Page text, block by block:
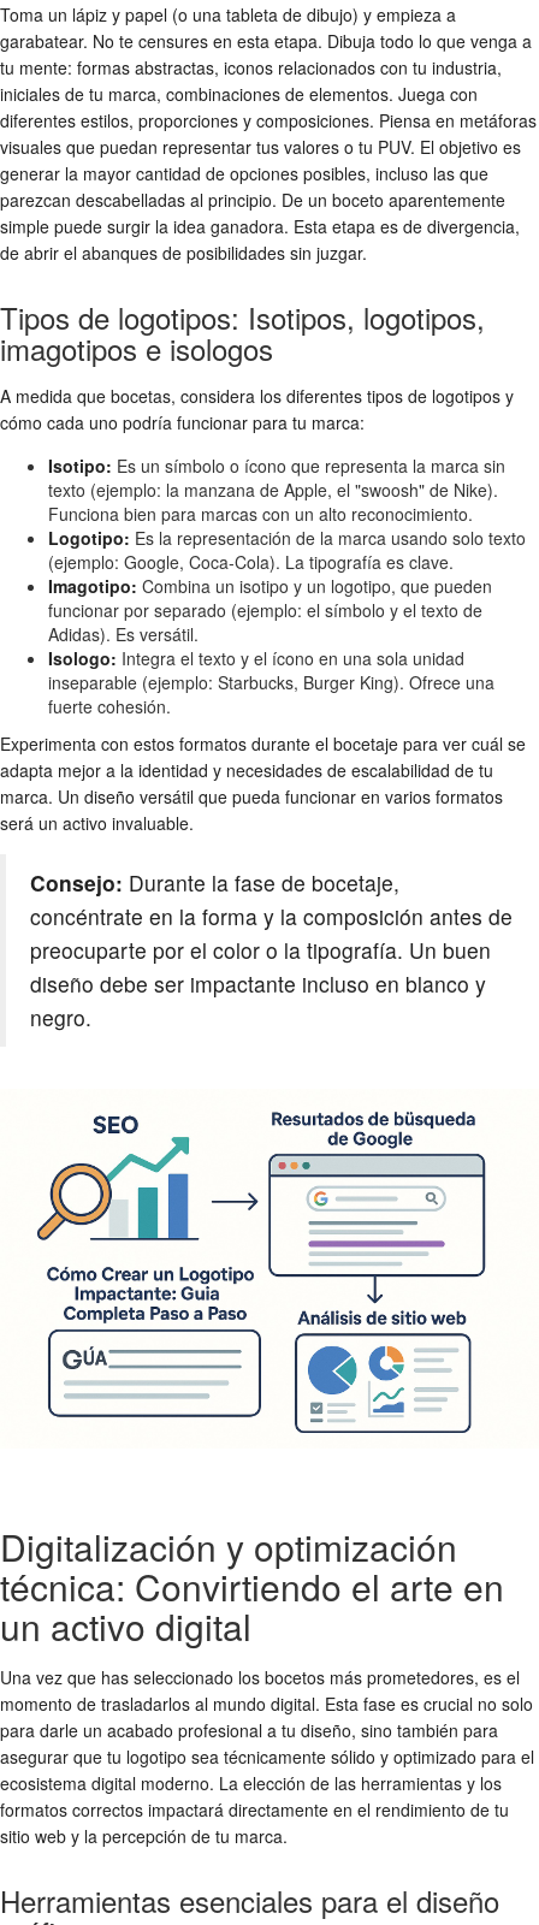
Toma un lápiz y papel (o una tableta de dibujo) y empieza a
garabatear. No te censures en esta etapa. Dibuja todo lo que venga a
tu mente: formas abstractas, iconos relacionados con tu industria,
iniciales de tu marca, combinaciones de elementos. Juega con
diferentes estilos, proporciones y composiciones. Piensa en metáforas
visuales que puedan representar tus valores o tu PUV. El objetivo es
generar la mayor cantidad de opciones posibles, incluso las que
parezcan descabelladas al principio. De un boceto aparentemente
simple puede surgir la idea ganadora. Esta etapa es de divergencia,
de abrir el abanques de posibilidades sin juzgar.
Tipos de logotipos: Isotipos, logotipos,
imagotipos e isologos
A medida que bocetas, considera los diferentes tipos de logotipos y
cómo cada uno podría funcionar para tu marca:
Isotipo: Es un símbolo o ícono que representa la marca sin
texto (ejemplo: la manzana de Apple, el "swoosh" de Nike).
Funciona bien para marcas con un alto reconocimiento.
Logotipo: Es la representación de la marca usando solo texto
(ejemplo: Google, Coca-Cola). La tipografía es clave.
Imagotipo: Combina un isotipo y un logotipo, que pueden
funcionar por separado (ejemplo: el símbolo y el texto de
Adidas). Es versátil.
Isologo: Integra el texto y el ícono en una sola unidad
inseparable (ejemplo: Starbucks, Burger King). Ofrece una
fuerte cohesión.
Experimenta con estos formatos durante el bocetaje para ver cuál se
adapta mejor a la identidad y necesidades de escalabilidad de tu
marca. Un diseño versátil que pueda funcionar en varios formatos
será un activo invaluable.
Consejo: Durante la fase de bocetaje,
concéntrate en la forma y la composición antes de
preocuparte por el color o la tipografía. Un buen
diseño debe ser impactante incluso en blanco y
negro.
Digitalización y optimización
técnica: Convirtiendo el arte en
un activo digital
Una vez que has seleccionado los bocetos más prometedores, es el
momento de trasladarlos al mundo digital. Esta fase es crucial no solo
para darle un acabado profesional a tu diseño, sino también para
asegurar que tu logotipo sea técnicamente sólido y optimizado para el
ecosistema digital moderno. La elección de las herramientas y los
formatos correctos impactará directamente en el rendimiento de tu
sitio web y la percepción de tu marca.
Herramientas esenciales para el diseño